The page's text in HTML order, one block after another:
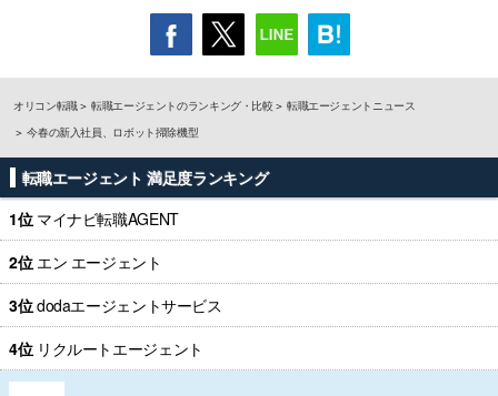
オリコン転職 転職エージェントのランキング・比較
転職エージェントニュース
今春の新入社員、ロボット掃除機型
転職エージェント 満足度ランキング
1位 マイナビ転職AGENT
2位 エン エージェント
3位dodaエージェントサービス
4位 リクルートエージェント